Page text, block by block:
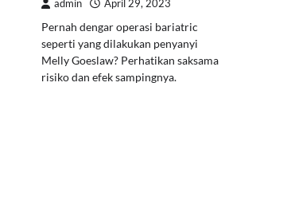
admin April 29, 2023
Pernah dengar operasi bariatric
seperti yang dilakukan penyanyi
Melly Goeslaw? Perhatikan saksama
risiko dan efek sampingnya.